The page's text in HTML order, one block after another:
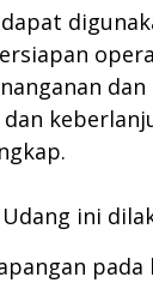
Udang ini
pada